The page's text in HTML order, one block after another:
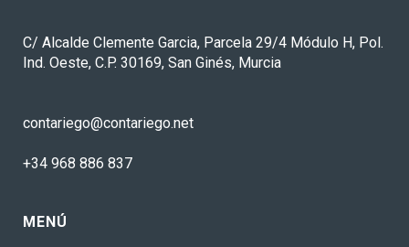
C/ Alcalde Clemente Garcia, Parcela 29/4 Módulo H, Pol.
Ind. Oeste, C.P. 30169, San Ginés, Murcia
contariego@contariego.net
+34 968 886 837
MENÚ